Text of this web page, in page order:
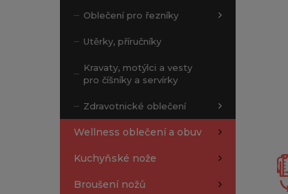
Oblečení pro řezníky
Utěrky, příručníky
Kravaty, motýlci a vesty
pro číšníky a servírky
Zdravotnické oblečení
Wellness oblečení a obuv
Kuchyňské nože
Broušení nožů